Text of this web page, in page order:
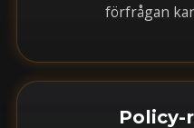
förfrågan
Policy-